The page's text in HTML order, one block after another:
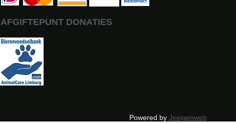
AFGIFTEPUNT DONATIES
Powered by Jeeigenweb